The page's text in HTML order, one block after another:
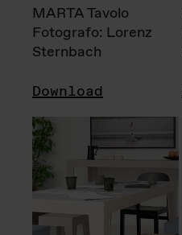
MARTA Tavolo
Fotografo: Lorenz
Sternbach
Download